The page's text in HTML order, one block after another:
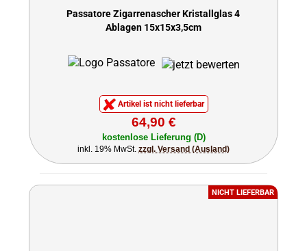
Passatore Zigarrenascher Kristallglas 4
Ablagen 15x15x3,5cm
Artikel ist nicht lieferbar
64,90 €
kostenlose Lieferung (D)
inkl. 19% MwSt. zzgl. Versand (Ausland)
NICHT LIEFERBAR